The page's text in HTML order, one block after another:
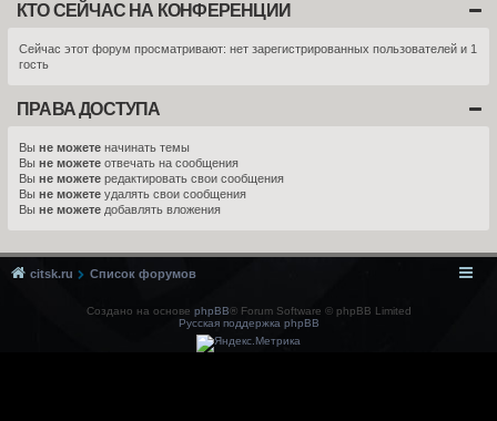
КТО СЕЙЧАС НА КОНФЕРЕНЦИИ
Сейчас этот форум просматривают: нет зарегистрированных пользователей и 1
гость
ПРАВА ДОСТУПА
Вы не можете начинать темы
Вы не можете отвечать на сообщения
Вы не можете редактировать свои сообщения
Вы не можете удалять свои сообщения
Вы не можете добавлять вложения
citsk.ru Список форумов
Создано на основе phpBB® Forum Software © phpBB Limited
Русская поддержка phpBB